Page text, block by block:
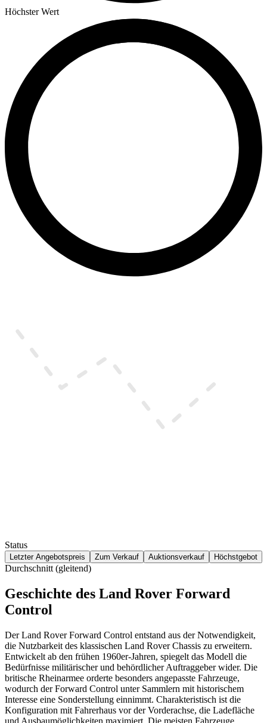
Höchster Wert
Status
Letzter Angebotspreis Zum Verkauf Auktionsverkauf Höchstgebot
Durchschnitt (gleitend)
Geschichte des Land Rover Forward
Control
Der Land Rover Forward Control entstand aus der Notwendigkeit,
die Nutzbarkeit des klassischen Land Rover Chassis zu erweitern.
Entwickelt ab den frühen 1960er-Jahren, spiegelt das Modell die
Bedürfnisse militärischer und behördlicher Auftraggeber wider. Die
britische Rheinarmee orderte besonders angepasste Fahrzeuge,
wodurch der Forward Control unter Sammlern mit historischem
Interesse eine Sonderstellung einnimmt. Charakteristisch ist die
Konfiguration mit Fahrerhaus vor der Vorderachse, die Ladefläche